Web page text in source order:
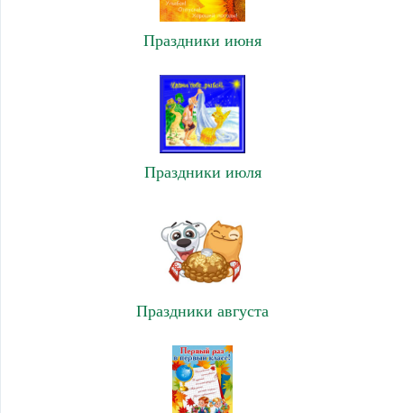
Праздники июня
Праздники июля
Праздники августа